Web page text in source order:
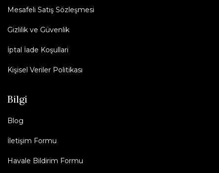
Mesafeli Satış Sözleşmesi
Gizlilik ve Güvenlik
İptal İade Koşullari
Kişisel Veriler Politikası
Bilgi
Blog
İletişim Formu
Havale Bildirim Formu